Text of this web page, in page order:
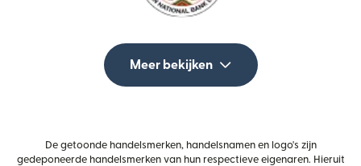
Meer bekijken
De getoonde handelsmerken, handelsnamen en logo's zijn
gedeponeerde handelsmerken van hun respectieve eigenaren. Hieruit